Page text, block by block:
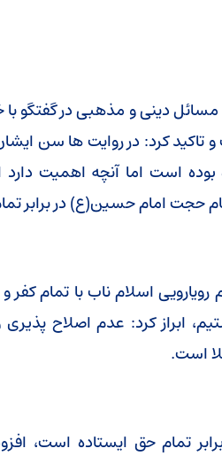
دینی و مذهبی در گفتگو با
کرد: در روایت ها سن ایشان
بوده است اما آنچه اهمیت
حجت امام حسین(ع) در برابر
رویارویی اسلام ناب با تمام
ابراز کرد: عدم اصلاح
است.
تمام حق ایستاده است،